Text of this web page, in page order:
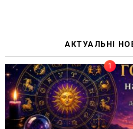
АКТУАЛЬНІ